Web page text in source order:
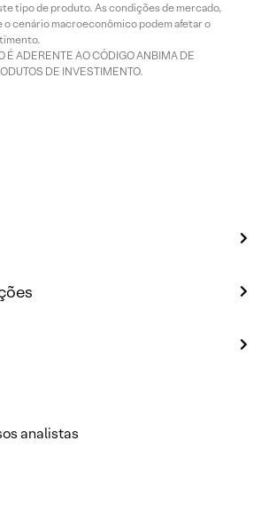
tipo de produto. As condições de mercado,
o cenário macroeconômico podem afetar o
É ADERENTE AO CÓDIGO ANBIMA DE
DE INVESTIMENTO.
analistas